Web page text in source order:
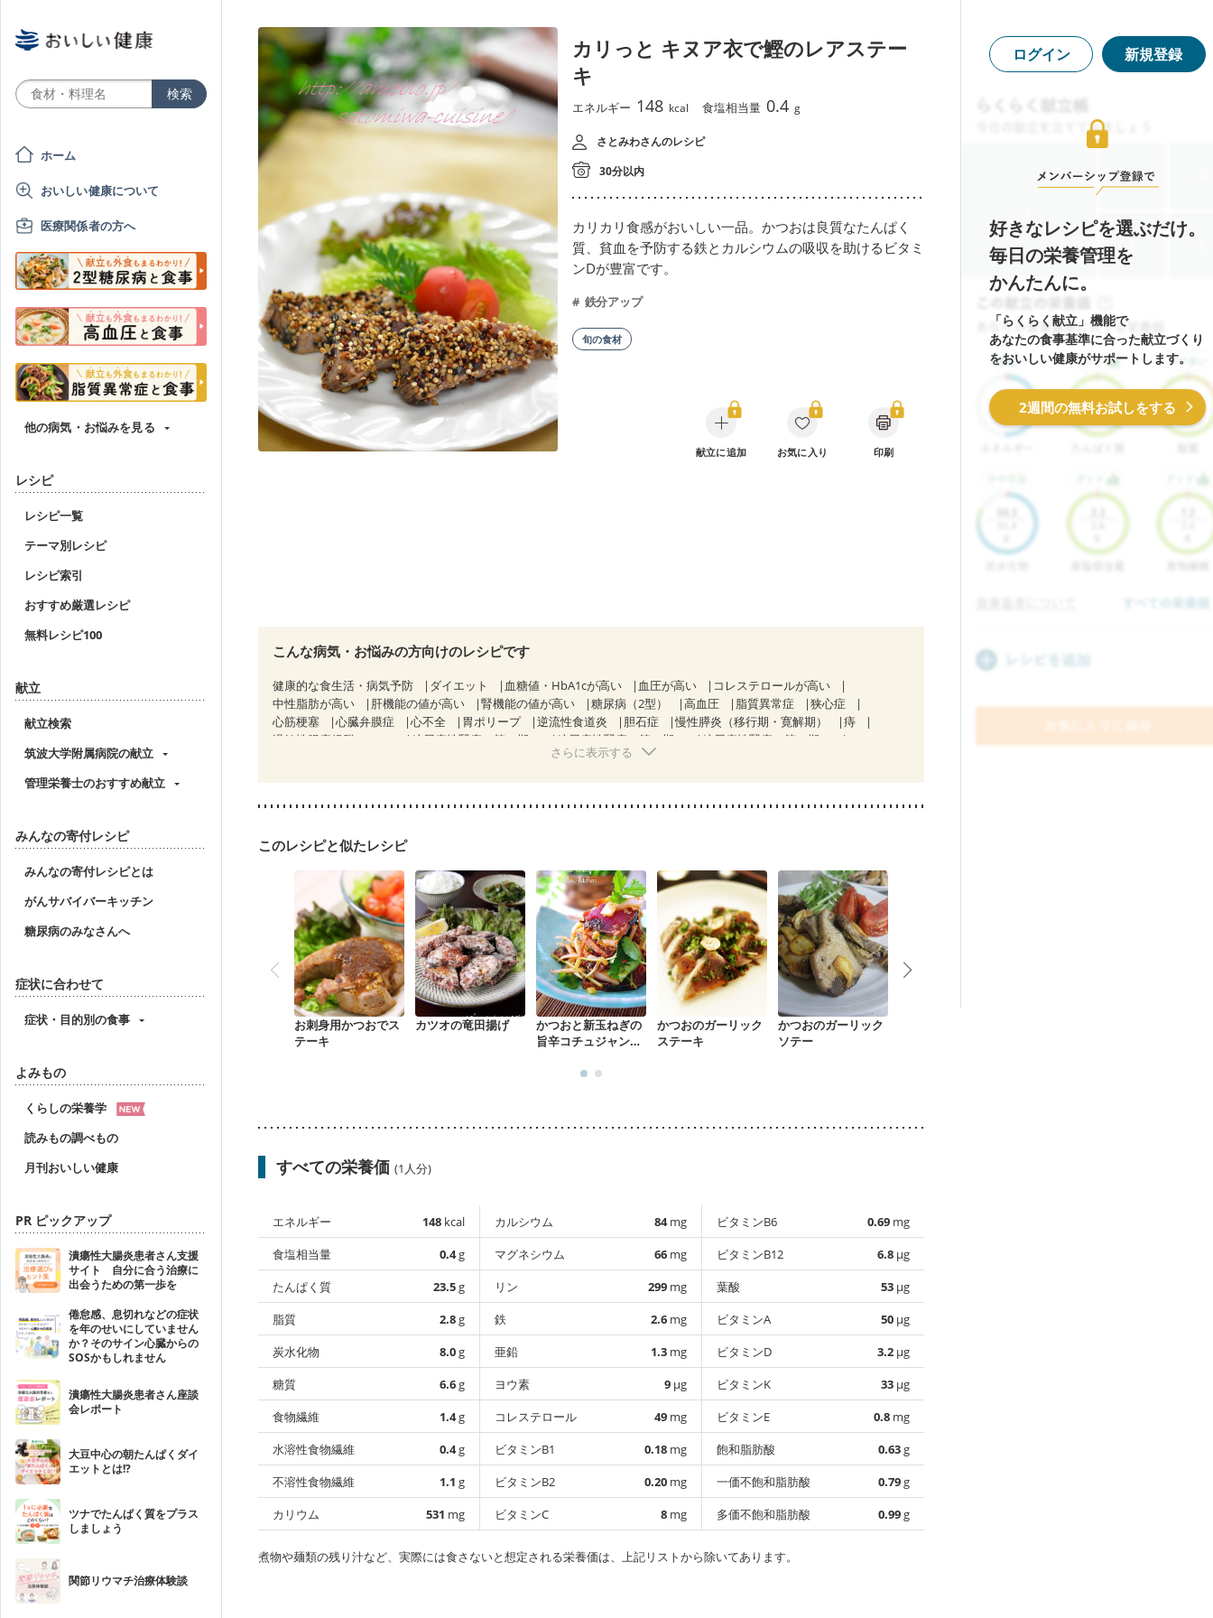
ホーム
おいしい健康について
医療関係者の方へ
他の病気・お悩みを見る
レシピ
レシピ一覧
テーマ別レシピ
レシピ索引
おすすめ厳選レシピ
無料レシピ100
献立
献立検索
筑波大学附属病院の献立
管理栄養士のおすすめ献立
みんなの寄付レシピ
みんなの寄付レシピとは
がんサバイバーキッチン
糖尿病のみなさんへ
症状に合わせて
症状・目的別の食事
よみもの
くらしの栄養学
読みもの調べもの
月刊おいしい健康
PR ピックアップ
潰瘍性大腸炎患者さん支援
サイト 自分に合う治療に
出会うための第一歩を
倦怠感、息切れなどの症状
を年のせいにしていません
か？そのサイン心臓からの
SOSかもしれません
潰瘍性大腸炎患者さん座談
会レポート
大豆中心の朝たんぱくダイ
エットとは!?
ツナでたんぱく質をプラス
しましょう
関節リウマチ治療体験談
カリっと キヌア衣で鰹のレアステー
キ
エネルギー 148 kcal 食塩相当量 0.4 g
さとみわさんのレシピ
30分以内
カリカリ食感がおいしい一品。かつおは良質なたんぱく
質、貧血を予防する鉄とカルシウムの吸収を助けるビタミ
ンDが豊富です。
鉄分アップ
旬の食材
献立に追加 お気に入り 印刷
こんな病気・お悩みの方向けのレシピです
健康的な食生活・病気予防 ダイエット 血糖値・HbA1cが高い 血圧が高い
コレステロールが高い
中性脂肪が高い
肝機能の値が高い 腎機能の値が高い 糖尿病（2型） 高血圧 脂質異常症
狭心症
心筋梗塞
心臓弁膜症 心不全 胃ポリープ 逆流性食道炎 胆石症 慢性膵炎（移行期・寛解期）
痔
過敏性腸症候群（IBS）
糖尿病性腎症（第１期） 糖尿病性腎症（第２期）
糖尿病性腎症（第３期）
CKD（ステージ３a）
乳がん（抗がん剤治療中）
フレイル（年齢に合わせた体作り）
貧血対策 ニキビ・肌荒れ 妊活中 更年期
さらに表示する
このレシピと似たレシピ
お刺身用かつおでス
テーキ
カツオの竜田揚げ
かつおと新玉ねぎの
旨辛コチュジャンあ
かつおのガーリック
ステーキ
かつおのガーリック
ソテー
すべての栄養価 (1人分)
エネルギー 148 kcal
食塩相当量
0.4g
たんぱく質
23.5g
脂質
2.8g
炭水化物
8.0g
糖質
6.6g
食物繊維
1.4g
水溶性食物繊維
0.4g
不溶性食物繊維
1.1 g
カリウム
531 mg
カルシウム 84mg
マグネシウム
66 mg
リン
299 mg
鉄
2.6 mg
亜鉛
1.3 mg
ヨウ素
9 µg
コレステロール
49 mg
ビタミンB1
0.18 mg
ビタミンB2
0.20 mg
ビタミンC
8 mg
ビタミンB6 0.69 mg
ビタミンB12
6.8 µg
葉酸
53 µg
ビタミンA
50 µg
ビタミンD
3.2 µg
ビタミンK
33 µg
ビタミンE
0.8 mg
飽和脂肪酸
0.63g
一価不飽和脂肪酸
0.79g
多価不飽和脂肪酸
0.99g
煮物や麺類の残り汁など、実際には食さないと想定される栄養価は、上記リストから除いてあります。
ログイン 新規登録
好きなレシピを選ぶだけ。
毎日の栄養管理を
かんたんに。
「らくらく献立」機能で
あなたの食事基準に合った献立づくり
をおいしい健康がサポートします。
2週間の無料お試しをする